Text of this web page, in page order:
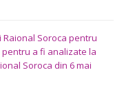
Soroca pentru
a fi analizate la
Soroca din 6 mai